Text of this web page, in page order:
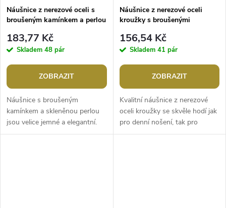
Náušnice z nerezové oceli s
broušeným kamínkem a perlou
183,77 Kč
Skladem 48 pár
ZOBRAZIT
Náušnice s broušeným
kamínkem a skleněnou perlou
jsou velice jemné a elegantní.
Poutavě se třpytí, můžete je
Náušnice z nerezové oceli
kroužky s broušenými
156,54 Kč
Skladem 41 pár
ZOBRAZIT
Kvalitní náušnice z nerezové
oceli kroužky se skvěle hodí jak
pro denní nošení, tak pro
večerní příležitosti. Jejich přední